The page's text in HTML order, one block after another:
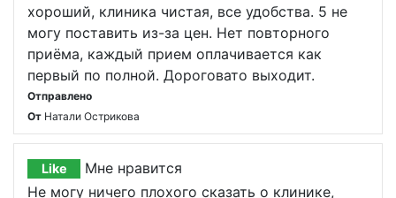
хороший, клиника чистая, все удобства. 5 не
могу поставить из-за цен. Нет повторного
приёма, каждый прием оплачивается как
первый по полной. Дороговато выходит.
Отправлено
От Натали Острикова
Like
Мне нравится
Не могу ничего плохого сказать о клинике,